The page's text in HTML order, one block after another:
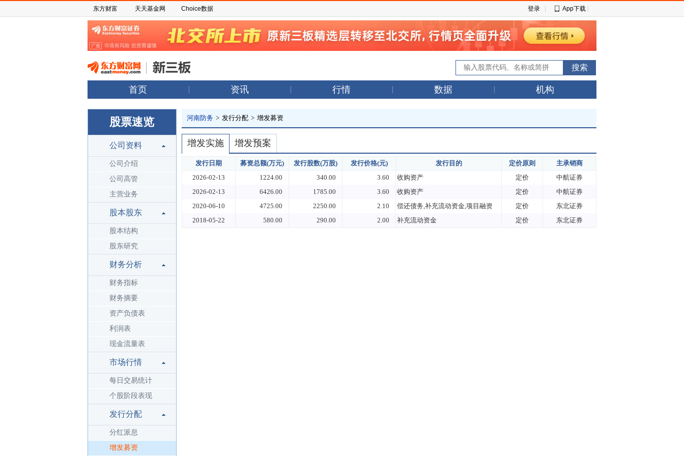
东方财富 天天基金网 Choice数据 登录 App下载
首页 资讯 行情 数据 机构
股票速览
公司资料
公司介绍
公司高管
主营业务
股本股东
股本结构
股东研究
财务分析
财务指标
财务摘要
资产负债表
利润表
现金流量表
市场行情
每日交易统计
个股阶段表现
发行分配
分红派息
增发募资
河南防务 > 发行分配 > 增发募资
增发实施 增发预案
发行日期 募资总额(万元) 发行股数(万股) 发行价格(元) 发行目的 定价原则
主承销商
2026-02-13
1224.00 340.00 3.60 收购资产 定价
中航证券
2026-02-13
6426.00 1785.00 3.60 收购资产 定价
中航证券
2020-06-10
4725.00 2250.00 2.10 偿还债务,补充流动资金,项目融资 定价
东北证券
2018-05-22
580.00 290.00 2.00 补充流动资金 定价 东北证券